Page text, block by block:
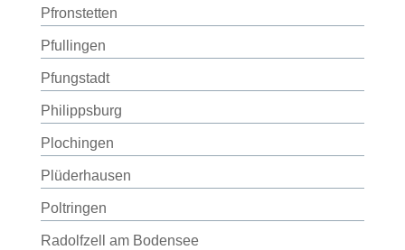
Pfronstetten
Pfullingen
Pfungstadt
Philippsburg
Plochingen
Plüderhausen
Poltringen
Radolfzell am Bodensee